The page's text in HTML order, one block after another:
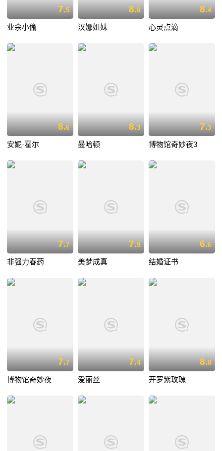
7.5
业余小偷
8.0
汉娜姐妹
8.4
心灵点滴
8.6
安妮·霍尔
8.3
曼哈顿
7.3
博物馆奇妙夜3
7.7
非强力春药
7.9
美梦成真
6.6
结婚证书
7.7
博物馆奇妙夜
7.4
爱丽丝
8.8
开罗紫玫瑰